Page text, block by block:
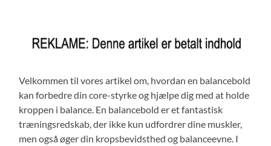
Velkommen til vores artikel om, hvordan en balancebold
kan forbedre din core-styrke og hjælpe dig med at holde
kroppen i balance. En balancebold er et fantastisk
træningsredskab, der ikke kun udfordrer dine muskler,
men også øger din kropsbevidsthed og balanceevne. I